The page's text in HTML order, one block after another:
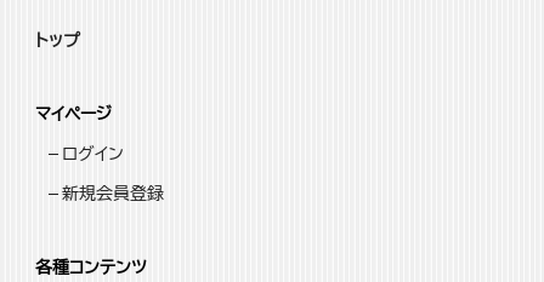
トップ
マイページ
ログイン
新規会員登録
各種コンテンツ